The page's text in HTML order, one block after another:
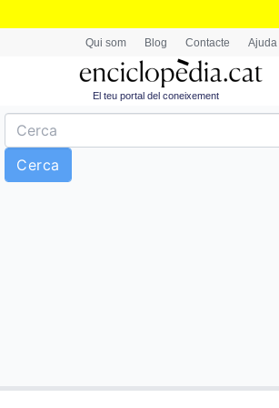
Qui som Blog Contacte Ajuda
El teu portal del coneixement